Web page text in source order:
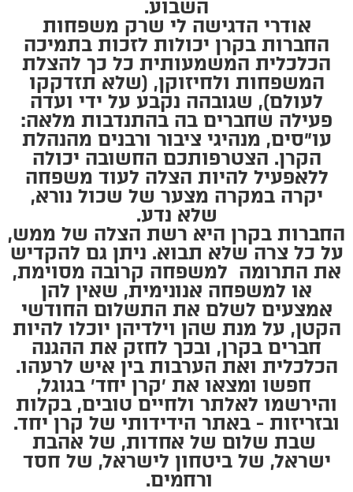
השבוע.
אודרי הדגישה לי שרק משפחות
החברות בקרן יכולות לזכות בתמיכה
הכלכלית המשמעותית כל כך להצלת
המשפחות ולחיזוקן, (שלא תזדקקו
לעולם), שגובהה נקבע על ידי ועדה
פעילה שחברים בה בהתנדבות מלאה:
עו״סים, מנהיגי ציבור ורבנים מהנהלת
הקרן. הצטרפותכם החשובה יכולה
ללאפעיל להיות הצלה לעוד משפחה
יקרה במקרה מצער של שכול נורא,
שלא נדע.
החברות בקרן היא רשת הצלה של ממש,
על כל צרה שלא תבוא. ניתן גם להקדיש
את התרומה למשפחה קרובה מסוימת,
או למשפחה אנונימית, שאין להן
אמצעים לשלם את התשלום החודשי
הקטן, על מנת שהן וילדיהן יוכלו להיות
חברים בקרן, ובכך לחזק את ההגנה
הכלכלית ואת הערבות בין איש לרעהו.
חפשו ומצאו את ׳קרן יחד׳ בגוגל,
והירשמו לאלתר ולחיים טובים, בקלות
ובזריזות - באתר הידידותי של קרן יחד.
שבת שלום של אחדות, של אהבת
ישראל, של ביטחון לישראל, של חסד
ורחמים.